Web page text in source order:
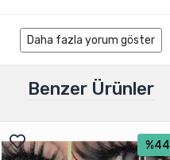
Daha fazla yorum göster
Benzer Ürünler
%44